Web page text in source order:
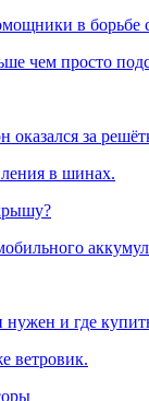
в борьбе
чем просто
оказался за
в шинах.
нужен и где
ветровик.